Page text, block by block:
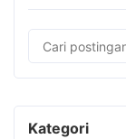
Kategori